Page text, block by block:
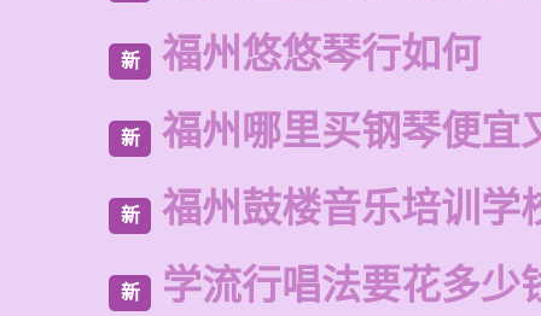
新 福州悠悠琴行如何
新 福州哪里买钢琴便宜
新 福州鼓楼音乐培训学
新 学流行唱法要花多少